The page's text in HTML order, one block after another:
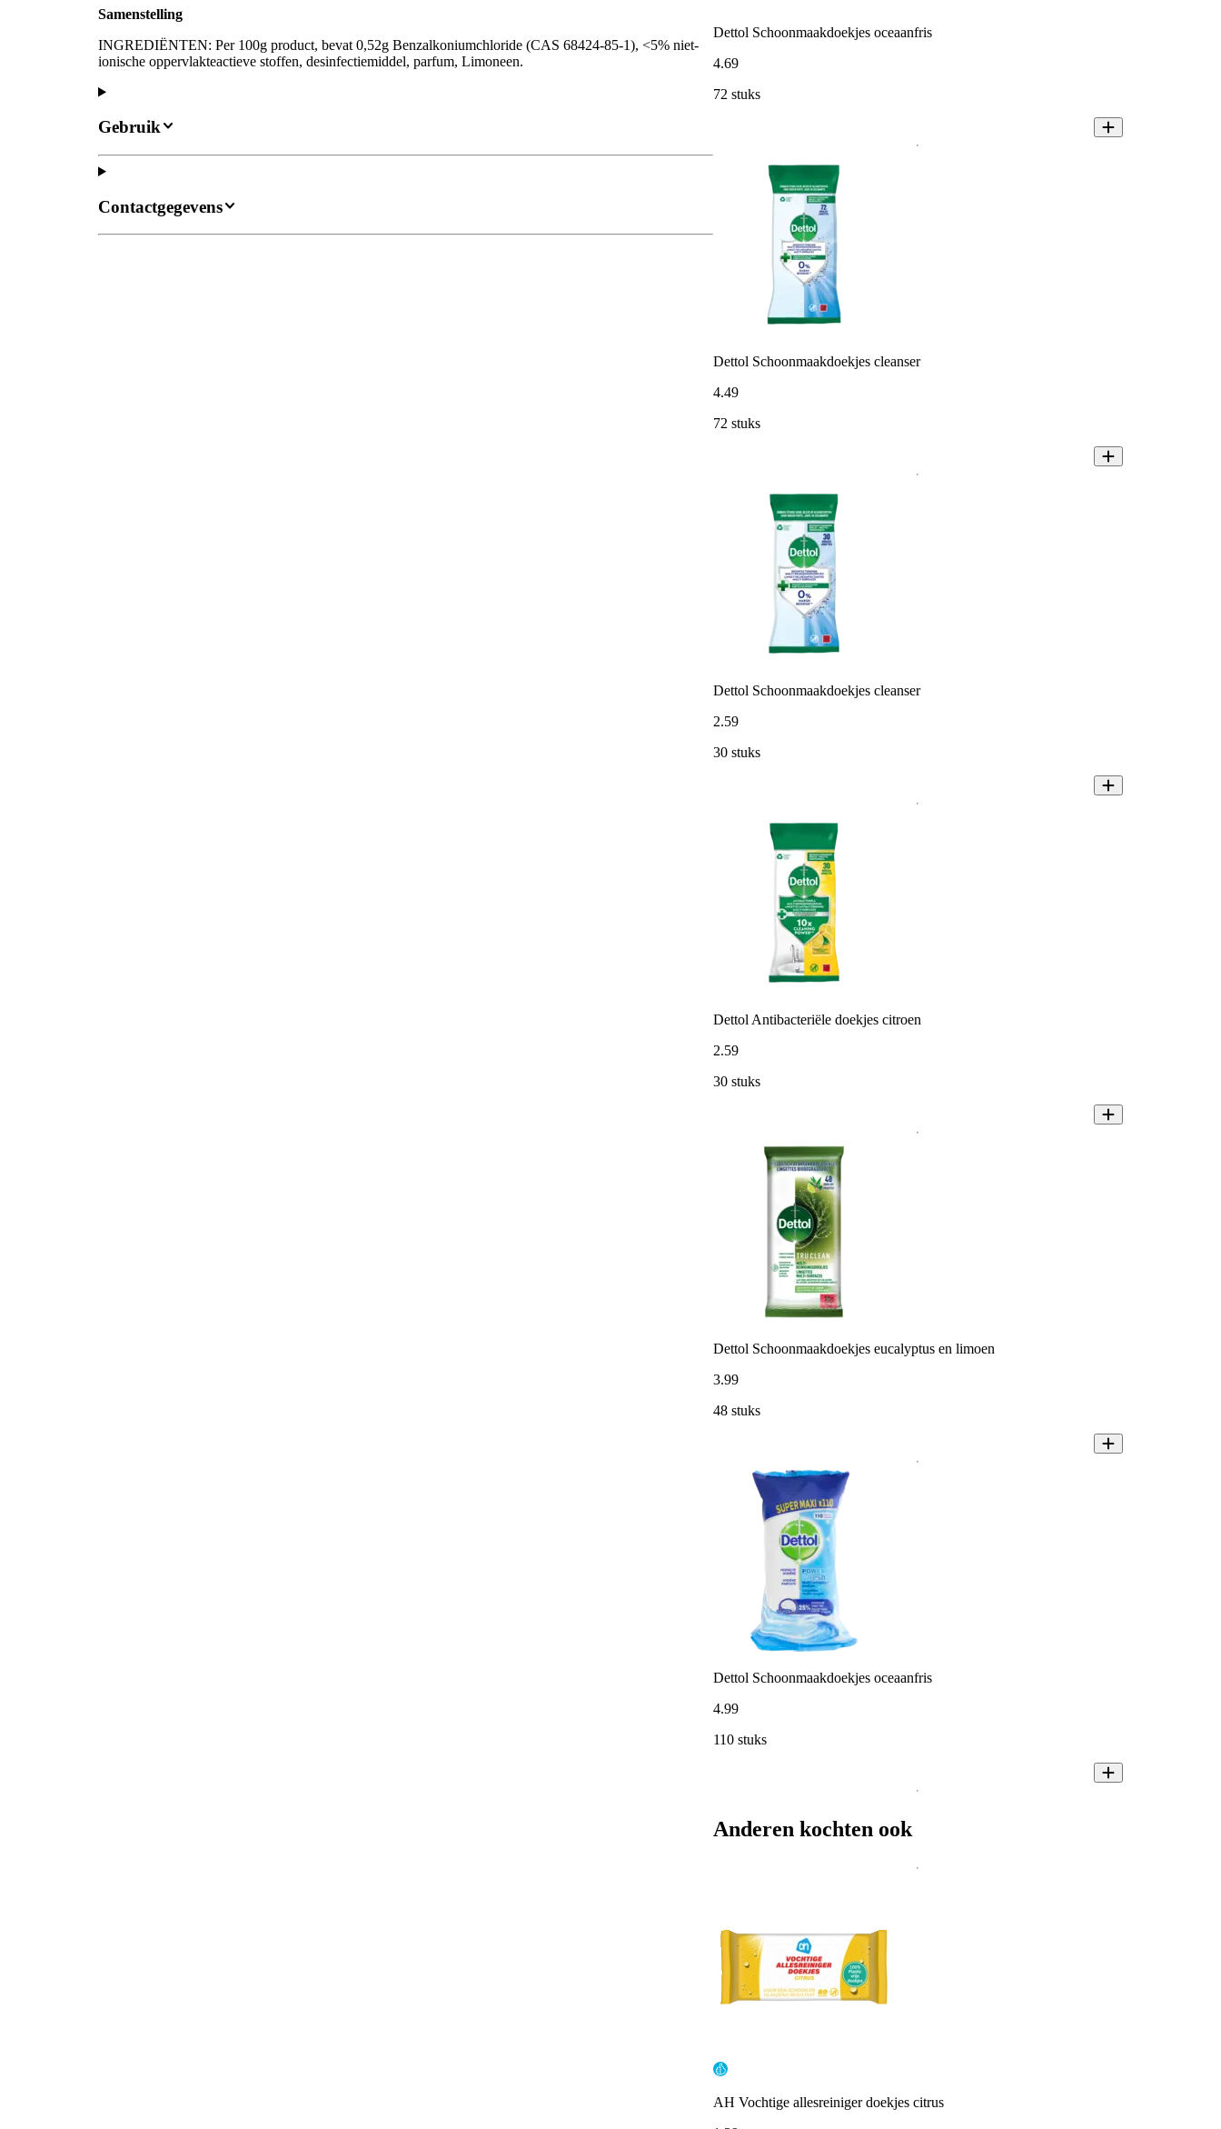
Samenstelling
INGREDIËNTEN: Per 100g product, bevat 0,52g Benzalkoniumchloride (CAS 68424-85-1), <5% niet-
ionische oppervlakteactieve stoffen, desinfectiemiddel, parfum, Limoneen.
Gebruik
Contactgegevens
Dettol Schoonmaakdoekjes oceaanfris
4.69
72 stuks
Dettol Schoonmaakdoekjes cleanser
4.49
72 stuks
Dettol Schoonmaakdoekjes cleanser
2.59
30 stuks
Dettol Antibacteriële doekjes citroen
2.59
30 stuks
Dettol Schoonmaakdoekjes eucalyptus en limoen
3.99
48 stuks
Dettol Schoonmaakdoekjes oceaanfris
4.99
110 stuks
Anderen kochten ook
AH Vochtige allesreiniger doekjes citrus